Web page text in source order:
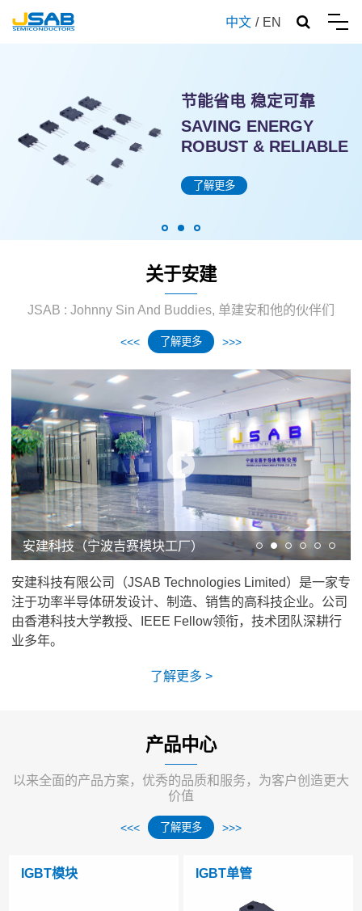
中文 / EN
"芯"
POWER
了解更多
节能省电 稳定可靠
SAVING ENERGY
ROBUST & RELIABLE
了解更多
为高端芯片国产化赋能
HIGH-END CHIPS
MADE IN CHINA
了解更多
关于安建
JSAB : Johnny Sin And Buddies, 单建安和他的伙伴们
了解更多
安建科技（宁波吉赛模块工厂）
安建科技（苏州）
安建科技有限公司（JSAB Technologies Limited）是一家专
注于功率半导体研发设计、制造、销售的高科技企业。公司
由香港科技大学教授、IEEE Fellow领衔，技术团队深耕行
业多年。
了解更多 >
产品中心
以来全面的产品方案，优秀的品质和服务，为客户创造更大
价值
了解更多
IGBT模块 IGBT单管